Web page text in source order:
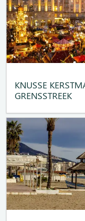
KNUSSE
GRENSSTREEK